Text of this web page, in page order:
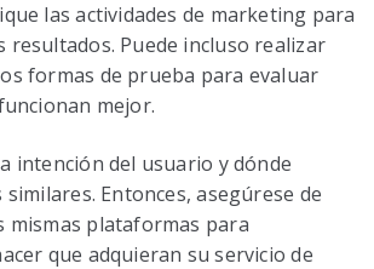
las actividades de marketing para
resultados. Puede incluso realizar
formas de prueba para evaluar
mejor.
intención del usuario y dónde
Entonces, asegúrese de
mismas plataformas para
que adquieran su servicio de